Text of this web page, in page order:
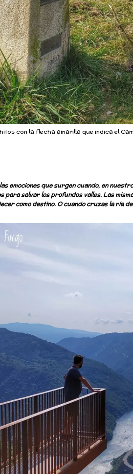
con la flecha amarilla que indica el
emociones que surgen cuando, en
para salvar los profundos valles. Las
como destino. O cuando cruzas la ría